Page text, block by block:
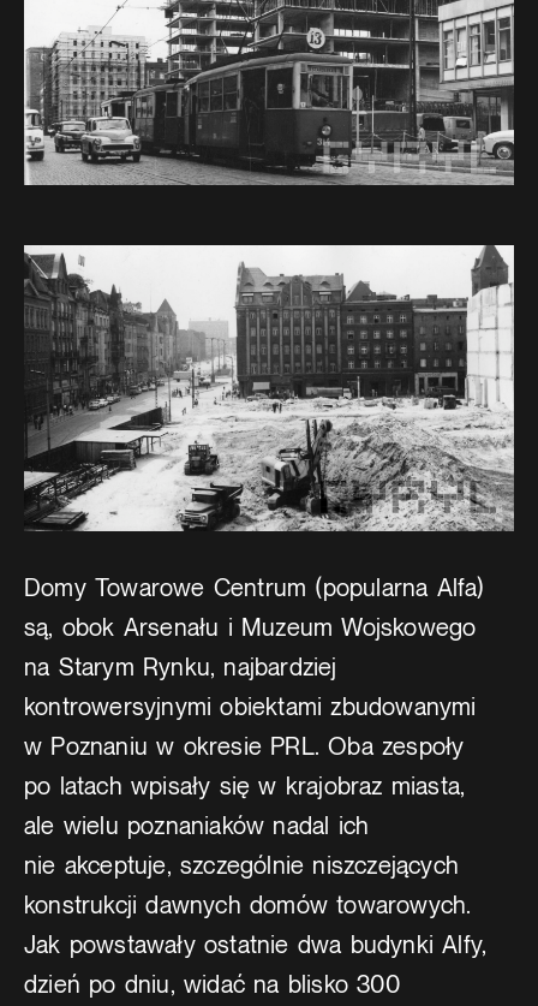
Domy Towarowe Centrum (popularna Alfa)
są, obok Arsenału i Muzeum Wojskowego
na Starym Rynku, najbardziej
kontrowersyjnymi obiektami zbudowanymi
w Poznaniu w okresie PRL. Oba zespoły
po latach wpisały się w krajobraz miasta,
ale wielu poznaniaków nadal ich
nie akceptuje, szczególnie niszczejących
konstrukcji dawnych domów towarowych.
Jak powstawały ostatnie dwa budynki Alfy,
dzień po dniu, widać na blisko 300